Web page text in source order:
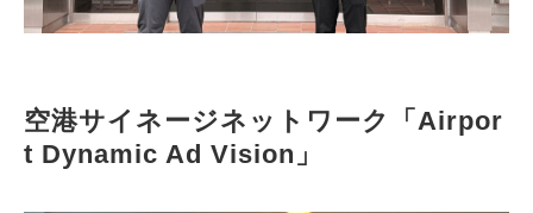
空港サイネージネットワーク「Airpor
t Dynamic Ad Vision」